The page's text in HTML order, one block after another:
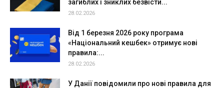
загиблих і зниклих безвісти...
28.02.2026
Від 1 березня 2026 року програма
«Національний кешбек» отримує нові
правила:...
28.02.2026
У Данії повідомили про нові правила для